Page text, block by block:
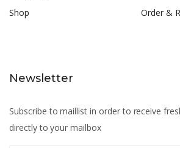
Shop
Order &
Newsletter
Subscribe to maillist in order to receive
directly to your mailbox